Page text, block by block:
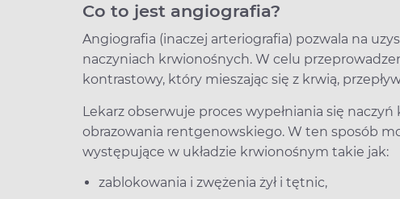
Co to jest angiografia?
Angiografia (inaczej arteriografia) pozwala na
naczyniach krwionośnych. W celu
kontrastowy, który mieszając się z krwią,
Lekarz obserwuje proces wypełniania się
obrazowania rentgenowskiego. W ten sposób
występujące w układzie krwionośnym takie jak:
zablokowania i zwężenia żył i tętnic,